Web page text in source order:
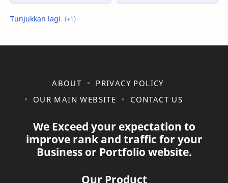
shopee
ABOUT
PRIVACY POLICY
OUR MAIN WEBSITE
CONTACT US
We Exceed your expectation to
improve rank and traffic for your
Business or Portfolio website.
Our Product